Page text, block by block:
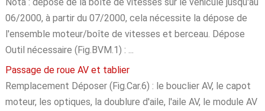
06/2000, à partir du 07/2000, cela nécessite la dépose de
l'ensemble moteur/boîte de vitesses et berceau. Dépose
Outil nécessaire (Fig.BVM.1) : ...
Passage de roue AV et tablier
Remplacement Déposer (Fig.Car.6) : le bouclier AV, le capot
moteur, les optiques, la doublure d'aile, l'aile AV, le module AV